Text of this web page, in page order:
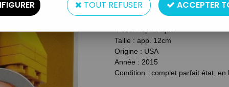
Type : figurine en briques à
Matière : plastique
Taille : app. 12cm
Origine : USA
Année : 2015
Condition : complet parfait état, en
TOUT REFUSER ACCEPTER